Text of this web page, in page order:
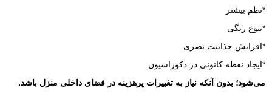
*نظم بیشتر
*تنوع رنگی
*افزایش جذابیت بصری
*ایجاد نقطه کانونی در دکوراسیون
می‌شود؛ بدون آنکه نیاز به تغییرات پرهزینه در فضای داخلی منزل باشد.